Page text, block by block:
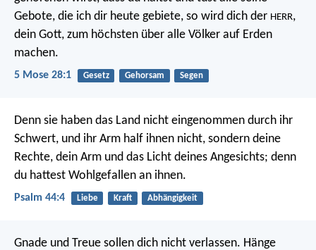
Gebote, die ich dir heute gebiete, so wird dich der HERR,
dein Gott, zum höchsten über alle Völker auf Erden
machen.
5 Mose 28:1 Gesetz Gehorsam Segen
Denn sie haben das Land nicht eingenommen durch ihr
Schwert, und ihr Arm half ihnen nicht, sondern deine
Rechte, dein Arm und das Licht deines Angesichts; denn
du hattest Wohlgefallen an ihnen.
Psalm 44:4 Liebe Kraft Abhängigkeit
Gnade und Treue sollen dich nicht verlassen. Hänge